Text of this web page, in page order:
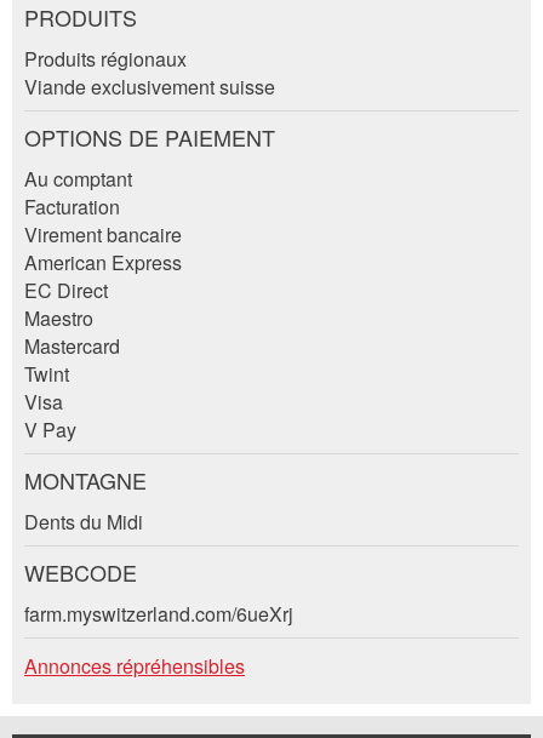
* Saisie nécessaire
Pour des raisons d’assurance qualité une copie
de l’e-mail est transmise à guidle et Agritourisme
Suisse.
PRODUITS
Produits régionaux
Viande exclusivement suisse
OPTIONS DE PAIEMENT
Au comptant
Facturation
Virement bancaire
American Express
EC Direct
Maestro
Mastercard
Twint
Visa
V Pay
MONTAGNE
Dents du Midi
WEBCODE
farm.myswitzerland.com/6ueXrj
Annonces répréhensibles